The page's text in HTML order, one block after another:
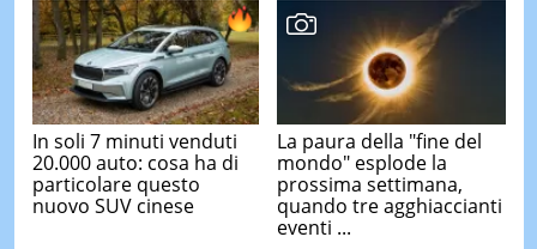
In soli 7 minuti venduti
20.000 auto: cosa ha di
particolare questo
nuovo SUV cinese
La paura della "fine del
mondo" esplode la
prossima settimana,
quando tre agghiaccianti
eventi ...